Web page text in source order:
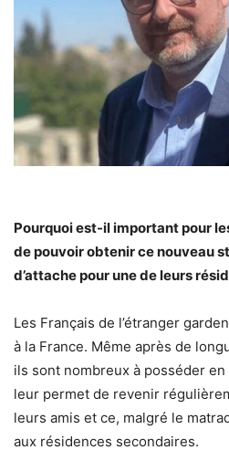
Pourquoi est-il important pour
de pouvoir obtenir ce nouveau
d’attache pour une de leurs
Les Français de l’étranger
à la France. Même après de
ils sont nombreux à posséder
leur permet de revenir
leurs amis et ce, malgré le
aux résidences secondaires.